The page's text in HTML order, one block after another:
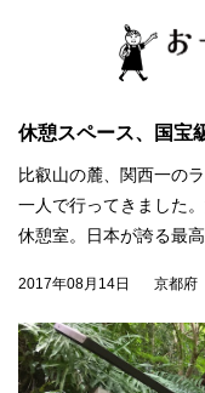
休憩スペース、国宝
比叡山の麓、関西一の
一人で行ってきました
休憩室。日本が誇る最
2017年08月14日 京都府